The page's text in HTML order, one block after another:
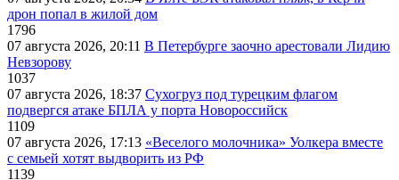
дрон попал в жилой дом
1796
07 августа 2026, 20:11 В Петербурге заочно арестовали Лидию
Невзорову
1037
07 августа 2026, 18:37 Сухогруз под турецким флагом
подвергся атаке БПЛА у порта Новороссийск
1109
07 августа 2026, 17:13 «Веселого молочника» Уолкера вместе
с семьей хотят выдворить из РФ
1139